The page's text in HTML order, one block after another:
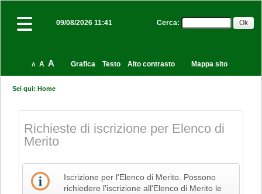
09/08/2026 11:41 Cerca:
A A A Grafica Testo Alto contrasto Mappa sito
Sei qui: Home
Richieste di iscrizione per Elenco di
Merito
Iscrizione per l'Elenco di Merito. Possono
richiedere l'iscrizione all'Elenco di Merito le